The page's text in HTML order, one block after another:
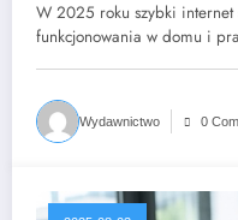
W 2025 roku szybki internet
funkcjonowania w domu i
Wydawnictwo 0